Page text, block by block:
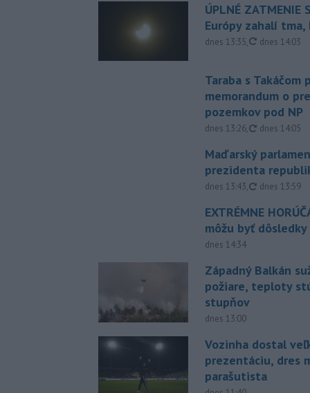
ÚPLNÉ ZATMENIE
Európy zahalí
dnes 13:35, aktualizované
dnes 14:03
Taraba s Takáčom
memorandum o
pozemkov pod NP
dnes 13:26, aktualizované
dnes 14:05
Maďarský
prezidenta
dnes 13:43, aktualizované
dnes 13:59
EXTRÉMNE
môžu byť dôsledky
dnes 14:34
Západný Balkán
požiare, teploty
stupňov
dnes 13:00
Vozinha dostal
prezentáciu, dres
parašutista